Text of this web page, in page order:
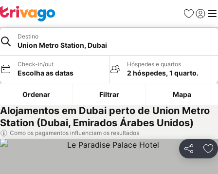
Favoritos
Iniciar
Destino
Union Metro Station, Dubai
Check-in/out
Escolha as datas
Hóspedes e quartos
2 hóspedes, 1 quarto.
Ordenar Filtrar Mapa
Alojamentos em Dubai perto de Union Metro
Station (Dubai, Emirados Árabes Unidos)
Como os pagamentos influenciam os resultados
Partilhar